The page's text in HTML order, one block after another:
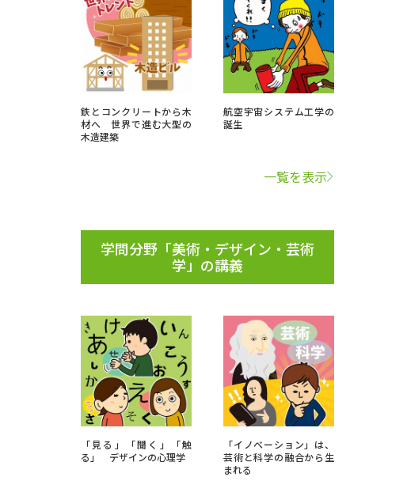
先輩が入学を決めた理由
新生活お役立ちガイド
学問の教科書 夢ナビライブ
このサイトについて
受付内容・発送状況の確認 テレメール
お支払いサイト
お問合せ先 テレメール進学カタログ
訂正のご案内
鉄とコンクリートから木
材へ 世界で進む大型の
木造建築
航空宇宙システム工学の
誕生
一覧を表示
学問分野「美術・デザイン・芸術
学」の講義
「見る」「聞く」「触
る」 デザインの心理学
「イノベーション」は、
芸術と科学の融合から生
まれる